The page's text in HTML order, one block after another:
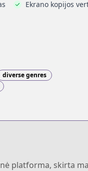
Ekrano kopijos
diverse genres
platforma, skirta